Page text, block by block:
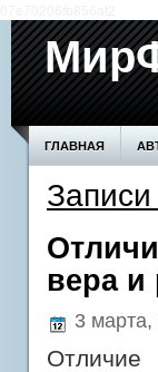
ГЛАВНАЯ
БОЛЕЗНИ ПОЧЕК
ПРОИЗВОДСТВО
Записи
вера и
3 марта,
Отличие